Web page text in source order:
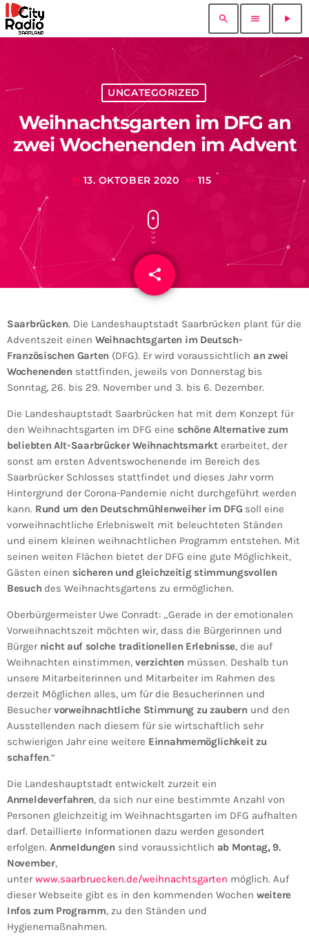
search menu play_arrow
UNCATEGORIZED
Weihnachtsgarten im DFG an
zwei Wochenenden im Advent
today 13. OKTOBER 2020 115
share
email
Saarbrücken. Die Landeshauptstadt Saarbrücken plant für die
Adventszeit einen Weihnachtsgarten im Deutsch-
Französischen Garten (DFG). Er wird voraussichtlich an zwei
Wochenendenstattfinden, jeweils von Donnerstag bis
Sonntag, 26. bis 29. November und 3. bis 6. Dezember.
Die Landeshauptstadt Saarbrücken hat mit dem Konzept für
den Weihnachtsgarten im DFG eine schöne Alternative zum
beliebten Alt-Saarbrücker Weihnachtsmarkterarbeitet, der
sonst am ersten Adventswochenende im Bereich des
Saarbrücker Schlosses stattfindet und dieses Jahr vorm
Hintergrund der Corona-Pandemie nicht durchgeführt werden
kann. Rund um den Deutschmühlenweiher im DFG soll eine
vorweihnachtliche Erlebniswelt mit beleuchteten Ständen
und einem kleinen weihnachtlichen Programm entstehen. Mit
seinen weiten Flächen bietet der DFG eine gute Möglichkeit,
Gästen einen sicheren und gleichzeitig stimmungsvollen
Besuchdes Weihnachtsgartens zu ermöglichen.
Oberbürgermeister Uwe Conradt: „Gerade in der emotionalen
Vorweihnachtszeit möchten wir, dass die Bürgerinnen und
Bürgernicht auf solche traditionellen Erlebnisse, die auf
Weihnachten einstimmen, verzichten müssen. Deshalb tun
unsere Mitarbeiterinnen und Mitarbeiter im Rahmen des
derzeit Möglichen alles, um für die Besucherinnen und
Besuchervorweihnachtliche Stimmung zu zaubernund den
Ausstellenden nach diesem für sie wirtschaftlich sehr
schwierigen Jahr eine weitere Einnahmemöglichkeit zu
schaffen.“
Die Landeshauptstadt entwickelt zurzeit ein
Anmeldeverfahren, da sich nur eine bestimmte Anzahl von
Personen gleichzeitig im Weihnachtsgarten im DFG aufhalten
darf. Detaillierte Informationen dazu werden gesondert
erfolgen. Anmeldungensind voraussichtlich ab Montag, 9.
November,
unterwww.saarbruecken.de/weihnachtsgarten möglich. Auf
dieser Webseite gibt es in den kommenden Wochen weitere
Infos zum Programm, zu den Ständen und
Hygienemaßnahmen.